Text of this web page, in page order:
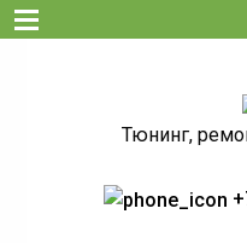
Тюнинг,